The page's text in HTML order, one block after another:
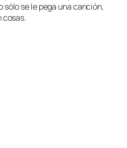
só­lo se le pe­ga una can­ción,
co­sas.